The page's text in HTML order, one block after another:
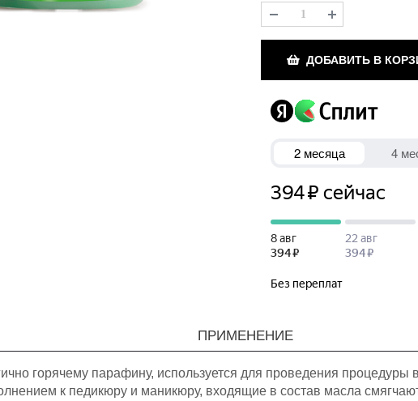
ДОБАВИТЬ В
ПРИМЕНЕНИЕ
горячему парафину, используется для проведения
к педикюру и маникюру, входящие в состав масла